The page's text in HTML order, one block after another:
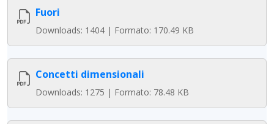
Fuori
Downloads: 1404 | Formato: 170.49 KB
Concetti dimensionali
Downloads: 1275 | Formato: 78.48 KB